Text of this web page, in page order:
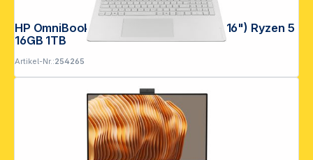
HP OmniBook 3 16-by0656ng 40,6cm (16") Ryzen 5
16GB 1TB
Artikel-Nr.:254265